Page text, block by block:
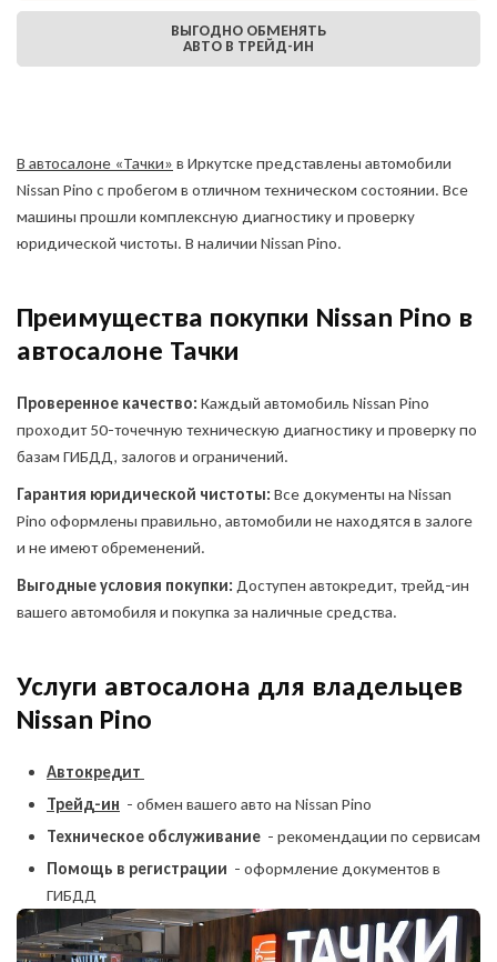
ВЫГОДНО ОБМЕНЯТЬ
АВТО В ТРЕЙД-ИН
В автосалоне «Тачки» в Иркутске представлены автомобили
Nissan Pino с пробегом в отличном техническом состоянии. Все
машины прошли комплексную диагностику и проверку
юридической чистоты. В наличии Nissan Pino.
Преимущества покупки Nissan Pino в
автосалоне Тачки
Проверенное качество: Каждый автомобиль Nissan Pino
проходит 50-точечную техническую диагностику и проверку по
базам ГИБДД, залогов и ограничений.
Гарантия юридической чистоты: Все документы на Nissan
Pino оформлены правильно, автомобили не находятся в залоге
и не имеют обременений.
Выгодные условия покупки: Доступен автокредит, трейд-ин
вашего автомобиля и покупка за наличные средства.
Услуги автосалона для владельцев
Nissan Pino
Автокредит
Трейд-ин - обмен вашего авто на Nissan Pino
Техническое обслуживание - рекомендации по сервисам
Помощь в регистрации - оформление документов в
ГИБДД